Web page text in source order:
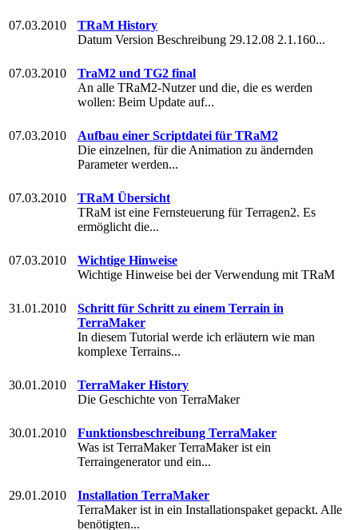
07.03.2010
TRaM History
Datum Version Beschreibung 29.12.08 2.1.160...
07.03.2010
TraM2 und TG2 final
An alle TRaM2-Nutzer und die, die es werden
wollen: Beim Update auf...
07.03.2010
Aufbau einer Scriptdatei für TRaM2
Die einzelnen, für die Animation zu ändernden
Parameter werden...
07.03.2010
TRaM Übersicht
TRaM ist eine Fernsteuerung für Terragen2. Es
ermöglicht die...
07.03.2010
Wichtige Hinweise
Wichtige Hinweise bei der Verwendung mit TRaM
31.01.2010
Schritt für Schritt zu einem Terrain in
TerraMaker
In diesem Tutorial werde ich erläutern wie man
komplexe Terrains...
30.01.2010
TerraMaker History
Die Geschichte von TerraMaker
30.01.2010
Funktionsbeschreibung TerraMaker
Was ist TerraMaker TerraMaker ist ein
Terraingenerator und ein...
29.01.2010
Installation TerraMaker
TerraMaker ist in ein Installationspaket gepackt. Alle
benötigten...